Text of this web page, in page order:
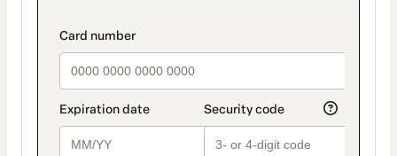
payment_data.section_title_v2
method